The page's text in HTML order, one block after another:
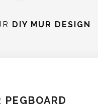
DIY MUR DESIGN